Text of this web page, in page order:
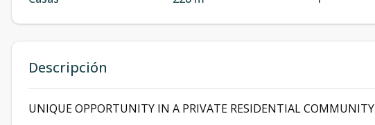
Descripción
UNIQUE OPPORTUNITY IN A PRIVATE RESIDENTIAL COMMUNITY